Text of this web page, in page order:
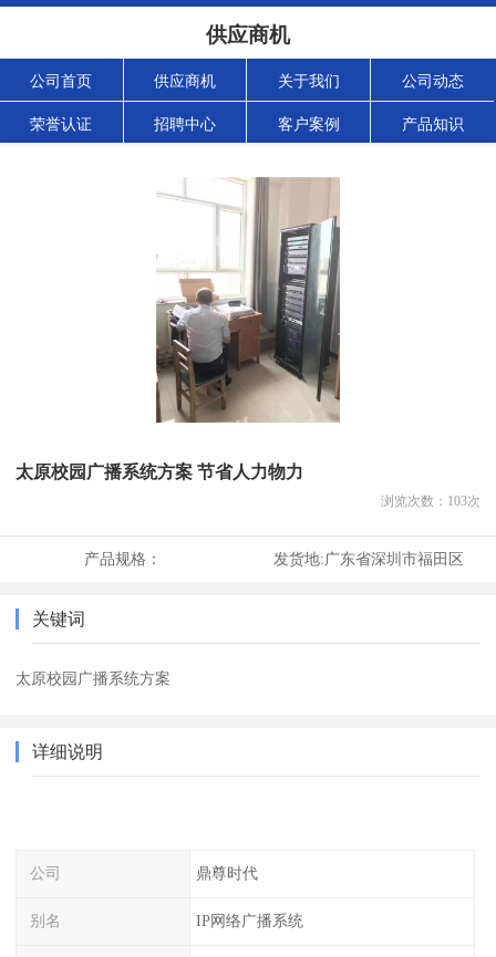
供应商机
公司首页 供应商机 关于我们 公司动态
荣誉认证 招聘中心 客户案例 产品知识
太原校园广播系统方案 节省人力物力
浏览次数： 103次
产品规格： 发货地:广东省深圳市福田区
关键词
太原校园广播系统方案
详细说明
公司 鼎尊时代
别名 IP网络广播系统